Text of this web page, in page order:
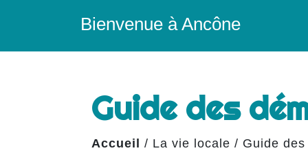
Bienvenue à Ancône
Guide des
Accueil / La vie locale / Guide